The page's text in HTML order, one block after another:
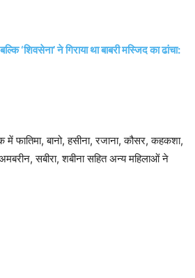
‘शिवसेना’ ने गिराया था बाबरी मस्जिद का ढांचा:
फातिमा, बानो, हसीना, रजाना, कौसर, कहकशा,
सबीरा, शबीना सहित अन्य महिलाओं ने